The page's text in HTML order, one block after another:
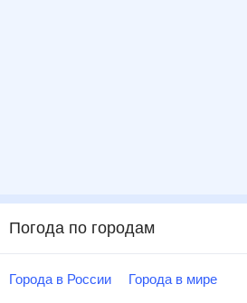
Погода по городам
Города в России Города в мире